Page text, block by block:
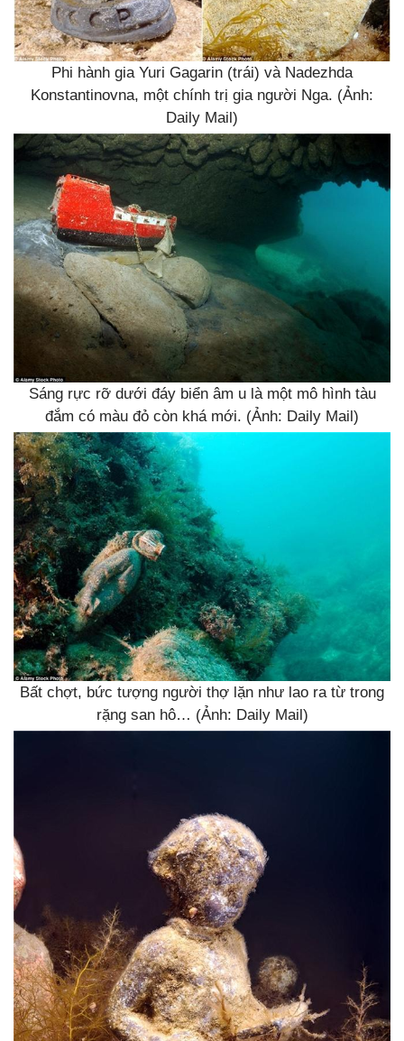
Phi hành gia Yuri Gagarin (trái) và Nadezhda
Konstantinovna, một chính trị gia người Nga. (Ảnh:
Daily Mail)
Sáng rực rỡ dưới đáy biển âm u là một mô hình tàu
đắm có màu đỏ còn khá mới. (Ảnh: Daily Mail)
Bất chợt, bức tượng người thợ lặn như lao ra từ trong
rặng san hô… (Ảnh: Daily Mail)